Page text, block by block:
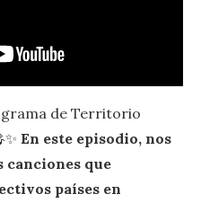
de Territorio
En este episodio, nos
canciones que
países en